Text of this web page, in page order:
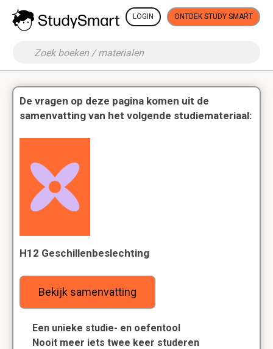
LOGIN ONTDEK STUDY SMART
De vragen op deze pagina komen uit de
samenvatting van het volgende studiemateriaal:
H12 Geschillenbeslechting
Bekijk samenvatting
Een unieke studie- en oefentool
Nooit meer iets twee keer studeren